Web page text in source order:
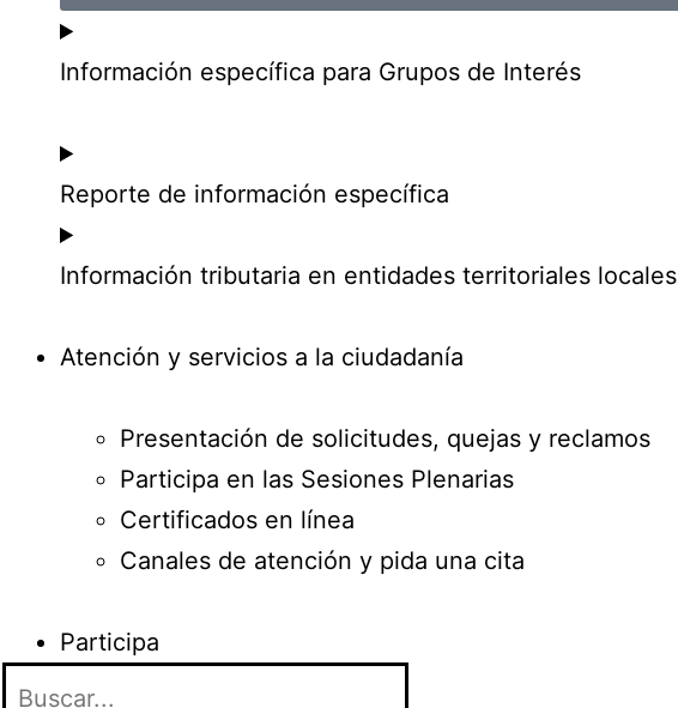
Información específica para Grupos de Interés
Reporte de información específica
Información tributaria en entidades territoriales locales
Atención y servicios a la ciudadanía
Presentación de solicitudes, quejas y reclamos
Participa en las Sesiones Plenarias
Certificados en línea
Canales de atención y pida una cita
Participa